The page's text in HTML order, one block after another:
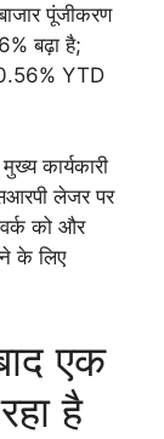
पूंजीकरण
बढ़ा है;
YTD
कार्यकारी
लेजर पर
को और
के लिए
एक
है